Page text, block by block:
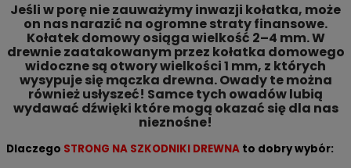
Jeśli w porę nie zauważymy inwazji kołatka, może
on nas narazić na ogromne straty finansowe.
Kołatek domowy osiąga wielkość 2–4 mm. W
drewnie zaatakowanym przez kołatka domowego
widoczne są otwory wielkości 1 mm, z których
wysypuje się mączka drewna. Owady te można
również usłyszeć! Samce tych owadów lubią
wydawać dźwięki które mogą okazać się dla nas
nieznośne!
Dlaczego STRONG NA SZKODNIKI DREWNAto dobry wybór: